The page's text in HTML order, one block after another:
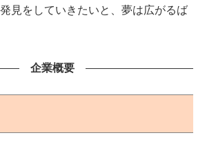
見をしていきたいと、夢は広がるば
企業概要